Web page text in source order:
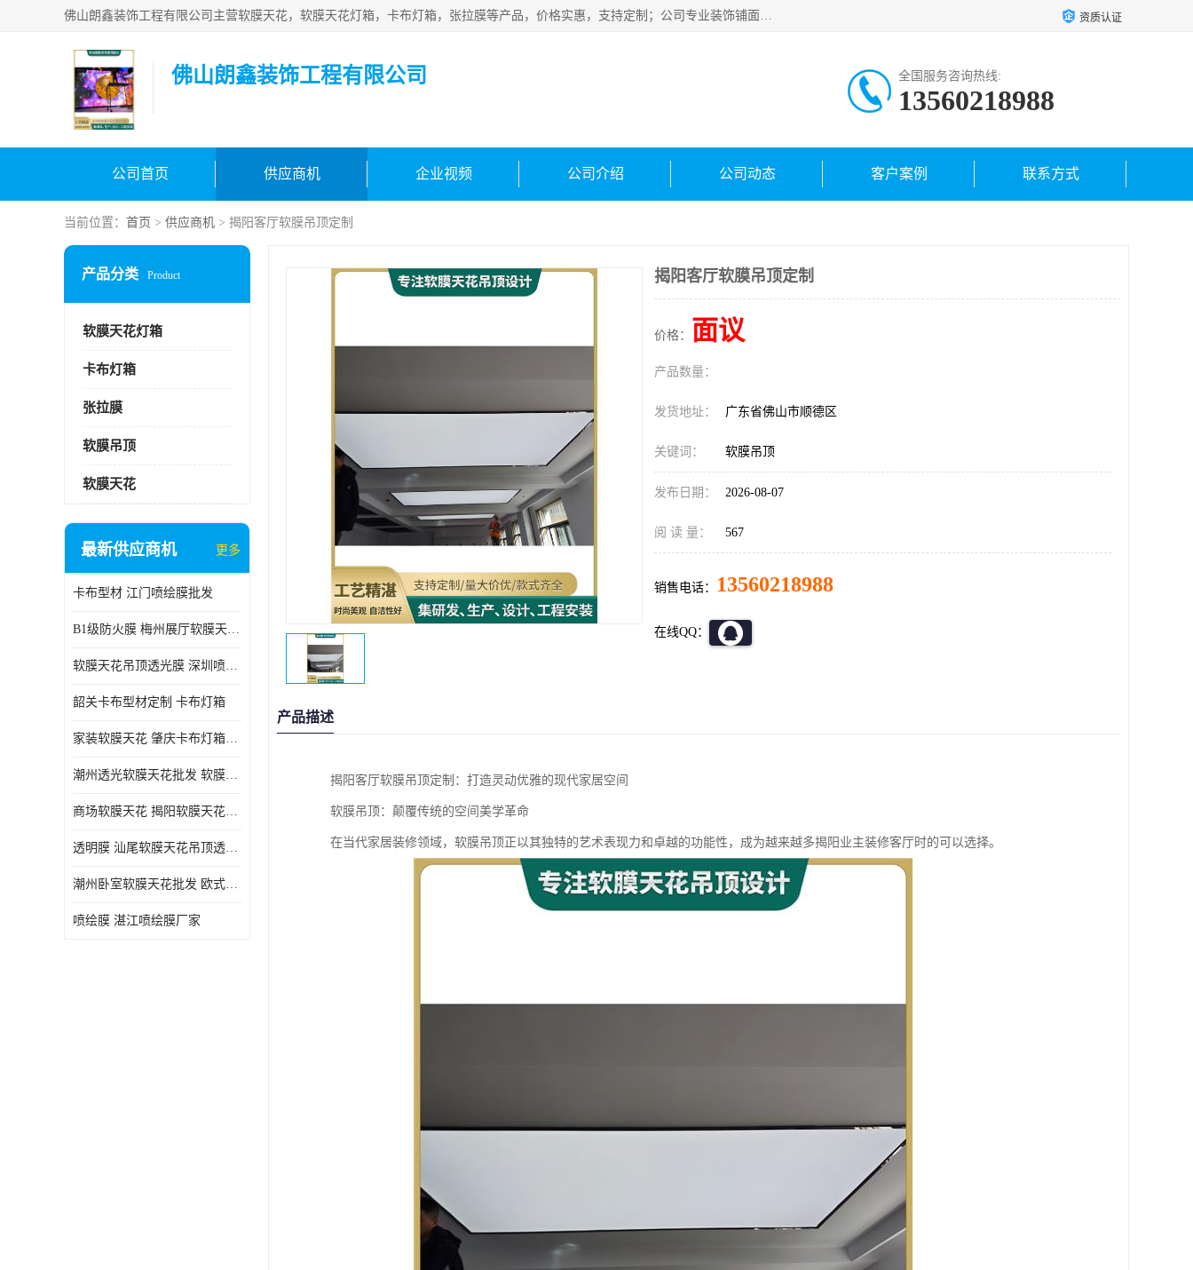
佛山朗鑫装饰工程有限公司主营软膜天花，软膜天花灯箱，卡布灯箱，张拉膜等产品，价格实惠，支持定制；公司专业装饰铺面，家居，会展特装，软膜等工程，技能精良人员，安装快、价格合理，质量保证、热诚与各方有识人士合作，欢迎新老客户来电咨询。 资质认证
佛山朗鑫装饰工程有限公司 全国服务咨询热线:
13560218988
公司首页 供应商机 企业视频 公司介绍 公司动态 客户案例 联系方式
当前位置： 首页 > 供应商机 > 揭阳客厅软膜吊顶定制
产品分类 Product
软膜天花灯箱
卡布灯箱
张拉膜
软膜吊顶
软膜天花
最新供应商机 更多
卡布型材 江门喷绘膜批发
B1级防火膜 梅州展厅软膜天花批发
软膜天花吊顶透光膜 深圳喷绘膜批发
韶关卡布型材定制 卡布灯箱
家装软膜天花 肇庆卡布灯箱批发
潮州透光软膜天花批发 软膜天花
商场软膜天花 揭阳软膜天花吊顶透光膜批发
透明膜 汕尾软膜天花吊顶透光膜定制
潮州卧室软膜天花批发 欧式软膜天花
喷绘膜 湛江喷绘膜厂家
揭阳客厅软膜吊顶定制
价格： 面议
产品数量：
发货地址： 广东省佛山市顺德区
关键词： 软膜吊顶
发布日期： 2026-08-07
阅 读 量： 567
销售电话： 13560218988
在线QQ：
产品描述
揭阳客厅软膜吊顶定制：打造灵动优雅的现代家居空间
软膜吊顶：颠覆传统的空间美学革命
在当代家居装修领域，软膜吊顶正以其独特的艺术表现力和卓越的功能性，成为越来越多揭阳业主装修客厅时的可以选择。